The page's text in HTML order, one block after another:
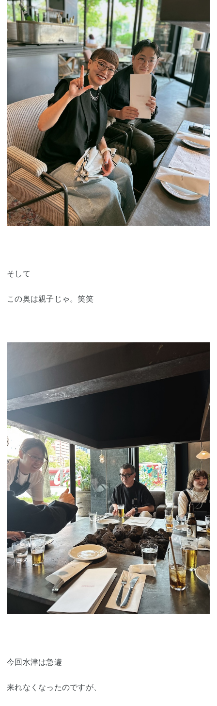
そして
この奥は親子じゃ。笑笑
今回水津は急遽
来れなくなったのですが、